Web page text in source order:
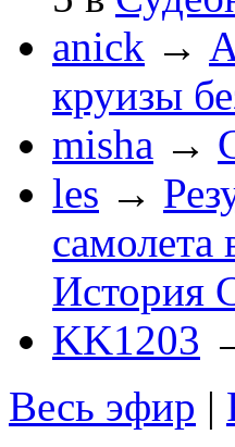
anick →
круизы
misha →
les →
История
KK1203
Весь эфир |